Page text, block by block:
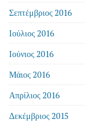
Σεπτέμβριος 2016
Ιούλιος 2016
Ιούνιος 2016
Μάιος 2016
Απρίλιος 2016
Δεκέμβριος 2015